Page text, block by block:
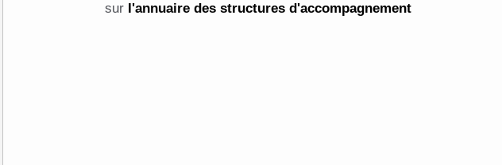
sur l'annuaire des structures d'accompagnement